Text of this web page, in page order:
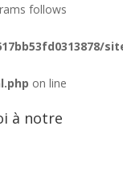
follows
on line
à notre